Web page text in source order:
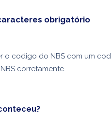
obrigatório
o codigo do NBS com um
corretamente.